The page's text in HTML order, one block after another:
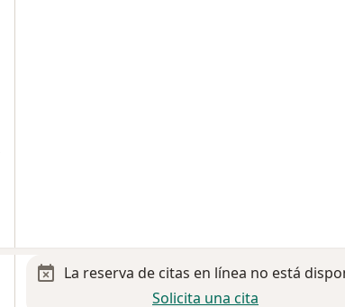
La reserva de citas en línea no está
Solicita una cita